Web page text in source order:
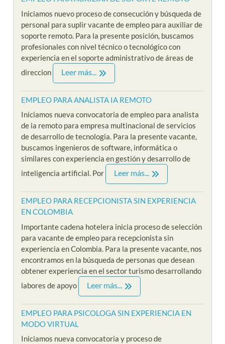
Iniciamos nuevo proceso de consecución y búsqueda de
personal para suplir vacante de empleo para auxiliar de
soporte remoto. Para la presente posición, buscamos
profesionales con nivel técnico o tecnológico con
experiencia en el soporte administrativo de áreas de
direccion
Leer más...
EMPLEO PARA ANALISTA IA REMOTO
Iniciamos nueva convocatoria de empleo para analista
de ia remoto para empresa multinacional de servicios
de desarrollo de tecnologia. Para la presente vacante,
buscamos ingenieros de software, informática o
similares con experiencia en gestión y desarrollo de
inteligencia artificial. Por
Leer más...
EMPLEO PARA RECEPCIONISTA SIN EXPERIENCIA
EN COLOMBIA
Importante cadena hotelera inicia proceso de selección
para vacante de empleo para recepcionista sin
experiencia en Colombia. Para la presente vacante, nos
encontramos en la búsqueda de personas que desean
obtener experiencia en el sector turismo desarrollando
labores de apoyo
Leer más...
EMPLEO PARA PSICOLOGA SIN EXPERIENCIA EN
MODO VIRTUAL
Iniciamos nueva convocatoria y proceso de